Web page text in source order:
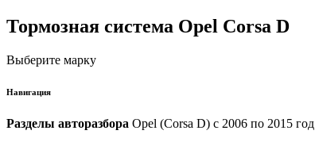
Тормозная система Opel Corsa D
Выберите марку
Навигация
Разделы авторазбора Opel (Corsa D) с 2006 по 2015 год